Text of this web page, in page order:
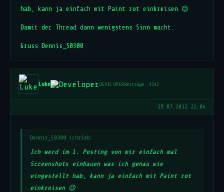
hab, kann ja einfach mit Paint rot einkreisen 😉
Damit der Thread dann wenigstens Sinn macht.
Gruss Dennis_50300
Luke DEVELOPERBeiträge: 3342
19.07.2012 22:04
Dennis_50300 schrieb:
Ich werd im 1. Posting von mir einfach mal
Screenshots einbauen was ich genau wie
eingestellt hab, kann ja einfach mit Paint rot
einkreisen 😉